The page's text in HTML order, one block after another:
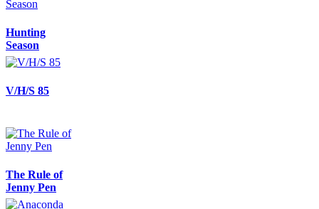
Hunting
Season
V/H/S 85
The Rule of
Jenny Pen